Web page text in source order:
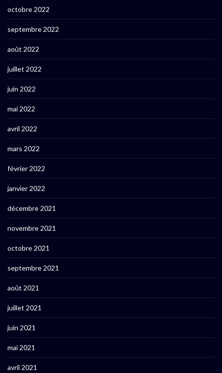
octobre 2022
septembre 2022
août 2022
juillet 2022
juin 2022
mai 2022
avril 2022
mars 2022
février 2022
janvier 2022
décembre 2021
novembre 2021
octobre 2021
septembre 2021
août 2021
juillet 2021
juin 2021
mai 2021
avril 2021